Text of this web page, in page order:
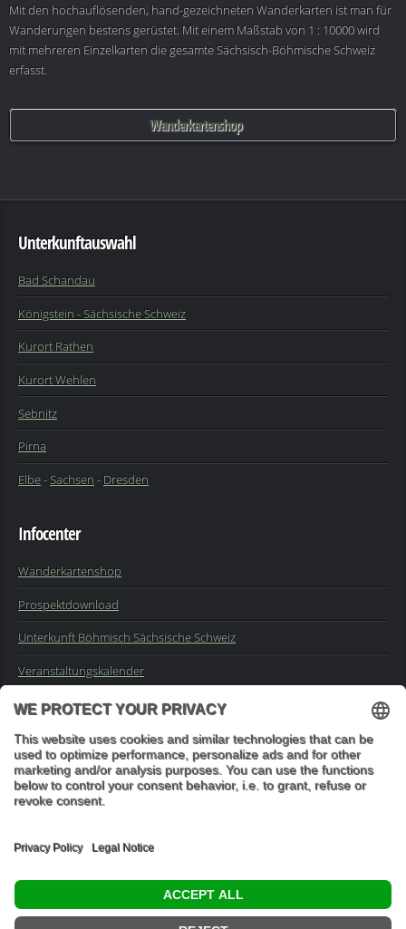
Mit den hochauflösenden, hand-gezeichneten Wanderkarten ist man für
Wanderungen bestens gerüstet. Mit einem Maßstab von 1 : 10000 wird
mit mehreren Einzelkarten die gesamte Sächsisch-Böhmische Schweiz
erfasst.
Wanderkartenshop
Unterkunftauswahl
Bad Schandau
Königstein - Sächsische Schweiz
Kurort Rathen
Kurort Wehlen
Sebnitz
Pirna
Elbe-Sachsen - Dresden
Infocenter
Wanderkartenshop
Prospektdownload
Unterkunft Böhmisch Sächsische Schweiz
Veranstaltungskalender
Impressum
Buchungsanfrage
"In den Wäldern sind Dinge, über die nachzudenken man jahrelang
im Moos liegen könnte." (Franz Kafka)